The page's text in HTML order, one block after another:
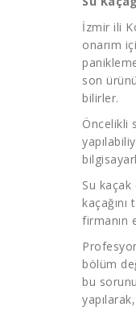
İzmir ili
onarım
son
bilirler.
Öncelikli
Su kaçak
firmanın
bölüm
bu